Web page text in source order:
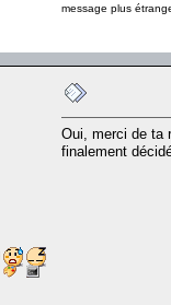
message plus
Oui, merci de ta
finalement